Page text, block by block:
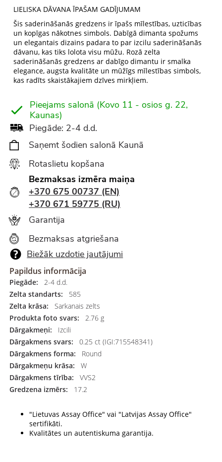
LIELISKA DĀVANA ĪPAŠAM GADĪJUMAM
Šis saderināšanās gredzens ir īpašs mīlestības, uzticības
un kopīgas nākotnes simbols. Dabīgā dimanta spožums
un elegantais dizains padara to par izcilu saderināšanās
dāvanu, kas tiks lolota visu mūžu. Rozā zelta
saderināšanās gredzens ar dabīgo dimantu ir smalka
elegance, augsta kvalitāte un mūžīgs mīlestības simbols,
kas radīts skaistākajiem dzīves mirkļiem.
Pieejams salonā (Kovo 11 - osios g. 22,
Kaunas)
Piegāde: 2-4 d.d.
Saņemt šodien salonā Kaunā
Rotaslietu kopšana
Bezmaksas izmēra maiņa
+370 675 00737 (EN)
+370 671 59775 (RU)
Garantija
Bezmaksas atgriešana
Biežāk uzdotie jautājumi
Papildus informācija
Piegāde:
2-4 d.d.
Zelta standarts:
585
Zelta krāsa:
Sarkanais zelts
Produkta foto svars:
2.76 g
Dārgakmeņi:
Izcili
Dārgakmens svars:
0.25 ct (IGI:715548341)
Dārgakmens forma:
Round
Dārgakmeņu krāsa:
W
Dārgakmens tīrība:
VVS2
Gredzena izmērs:
17.2
"Lietuvas Assay Office" vai "Latvijas Assay Office"
sertifikāti.
Kvalitātes un autentiskuma garantija.